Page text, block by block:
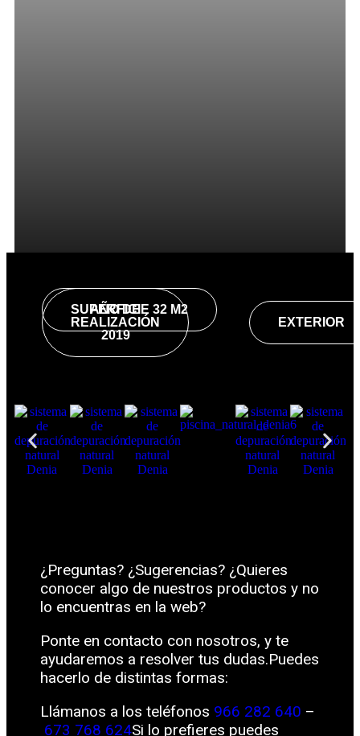
AÑO DE
REALIZACIÓN
2019
SUPERFICIE 32 M2
EXTERIOR
¿Preguntas? ¿Sugerencias? ¿Quieres
conocer algo de nuestros productos y no
lo encuentras en la web?
Ponte en contacto con nosotros, y te
ayudaremos a resolver tus dudas.Puedes
hacerlo de distintas formas:
Llámanos a los teléfonos 966 282 640 –
673 768 624Si lo prefieres puedes